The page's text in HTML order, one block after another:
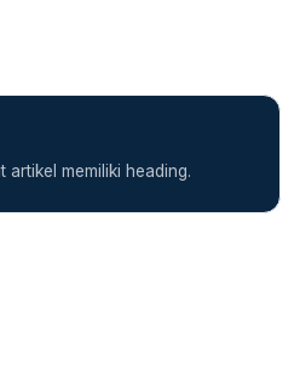
artikel memiliki heading.